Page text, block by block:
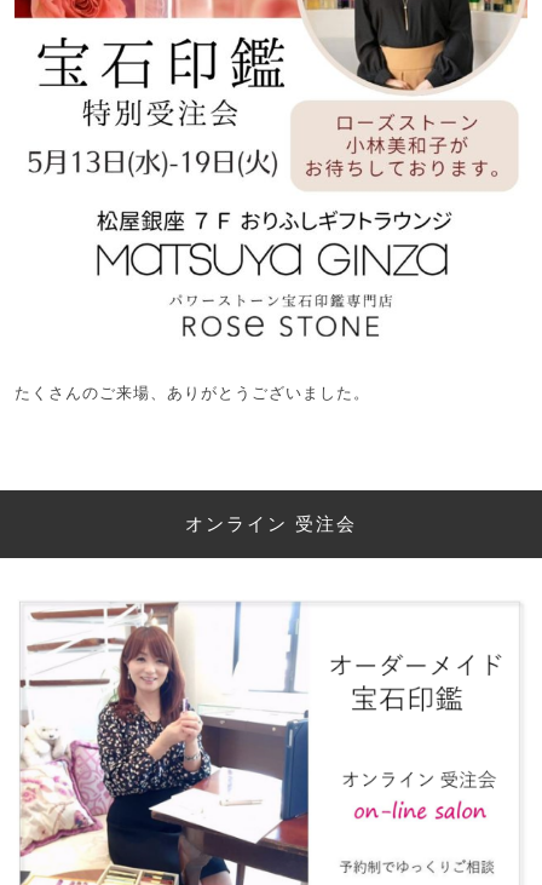
たくさんのご来場、ありがとうございました。
オンライン 受注会